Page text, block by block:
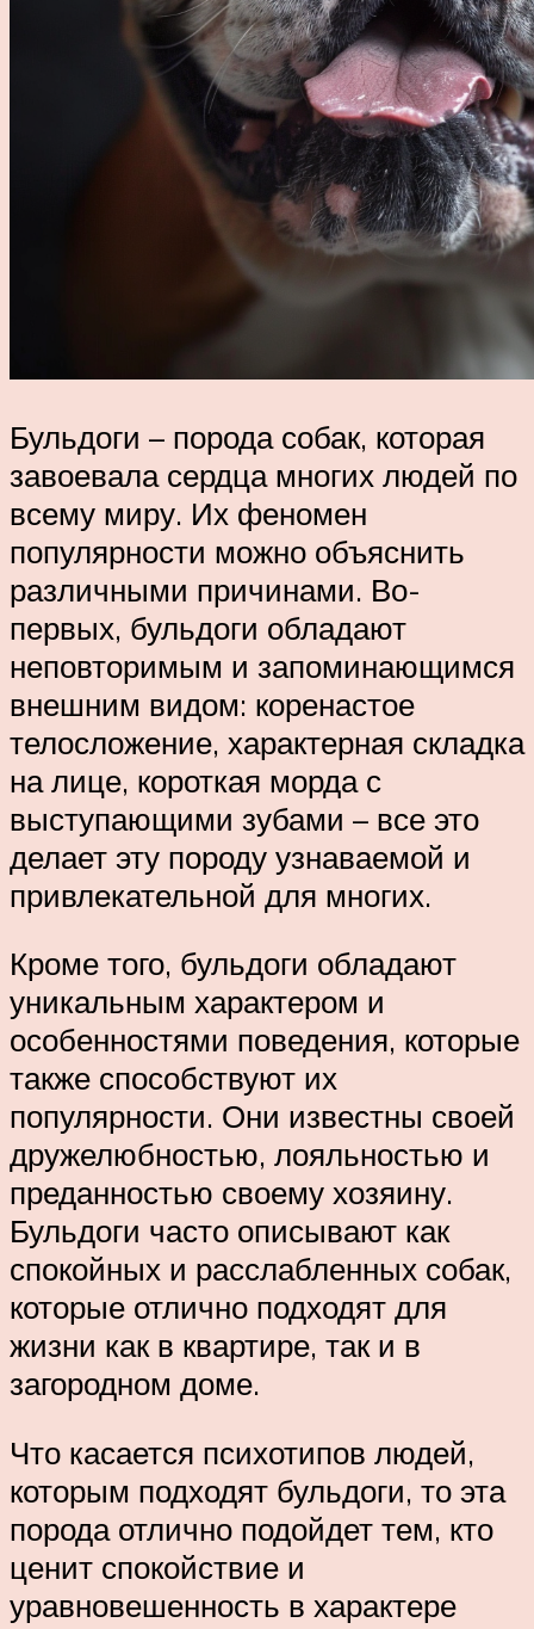
Бульдоги – порода собак, которая
завоевала сердца многих людей по
всему миру. Их феномен
популярности можно объяснить
различными причинами. Во-
первых, бульдоги обладают
неповторимым и запоминающимся
внешним видом: коренастое
телосложение, характерная складка
на лице, короткая морда с
выступающими зубами – все это
делает эту породу узнаваемой и
привлекательной для многих.
Кроме того, бульдоги обладают
уникальным характером и
особенностями поведения, которые
также способствуют их
популярности. Они известны своей
дружелюбностью, лояльностью и
преданностью своему хозяину.
Бульдоги часто описывают как
спокойных и расслабленных собак,
которые отлично подходят для
жизни как в квартире, так и в
загородном доме.
Что касается психотипов людей,
которым подходят бульдоги, то эта
порода отлично подойдет тем, кто
ценит спокойствие и
уравновешенность в характере